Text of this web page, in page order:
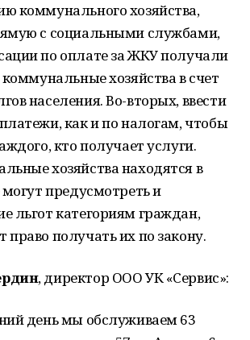
коммунального хозяйства,
с социальными службами,
по оплате за ЖКУ получали
хозяйства в счет
населения. Во-вторых, ввести
как и по налогам, чтобы
кто получает услуги.
хозяйства находятся в
предусмотреть и
льгот категориям граждан,
получать их по закону.
, директор ООО УК «Сервис»:
день мы обслуживаем 63